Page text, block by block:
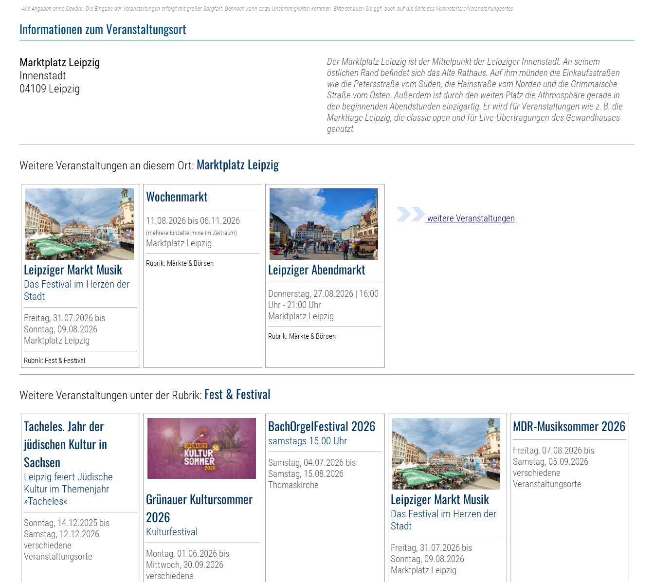
Alle Angaben ohne Gewähr. Die Eingabe der Veranstaltungen erfolgt mit großer Sorgfalt. Dennoch kann es zu Unstimmigkeiten kommen. Bitte schauen Sie ggf. auch auf die Seite des Veranstalters/Veranstaltungsortes.
Informationen zum Veranstaltungsort
Marktplatz Leipzig
Innenstadt
04109 Leipzig
Der Marktplatz Leipzig ist der Mittelpunkt der Leipziger Innenstadt. An seinem
östlichen Rand befindet sich das Alte Rathaus. Auf ihm münden die Einkaufsstraßen
wie die Petersstraße vom Süden, die Hainstraße vom Norden und die Grimmaische
Straße vom Osten. Außerdem ist durch den weiten Platz die Athmosphäre gerade in
den beginnenden Abendstunden einzigartig. Er wird für Veranstaltungen wie z. B. die
Markttage Leipzig, die classic open und für Live-Übertragungen des Gewandhauses
genutzt.
Weitere Veranstaltungen an diesem Ort: Marktplatz Leipzig
Leipziger Markt Musik
Das Festival im Herzen der
Stadt
Freitag, 31.07.2026 bis
Sonntag, 09.08.2026
Marktplatz Leipzig
Rubrik: Fest & Festival
Wochenmarkt
11.08.2026 bis 06.11.2026
(mehrere Einzeltermine im Zeitraum)
Marktplatz Leipzig
Rubrik: Märkte & Börsen Leipziger Abendmarkt
Donnerstag, 27.08.2026 | 16:00
Uhr - 21:00 Uhr
Marktplatz Leipzig
Rubrik: Märkte & Börsen
weitere Veranstaltungen
Weitere Veranstaltungen unter der Rubrik: Fest & Festival
Tacheles. Jahr der
jüdischen Kultur in
Sachsen
Leipzig feiert Jüdische
Kultur im Themenjahr
»Tacheles«
Sonntag, 14.12.2025 bis
Samstag, 12.12.2026
verschiedene
Veranstaltungsorte
Grünauer Kultursommer
2026
Kulturfestival
Montag, 01.06.2026 bis
Mittwoch, 30.09.2026
verschiedene
BachOrgelFestival 2026
samstags 15.00 Uhr
Samstag, 04.07.2026 bis
Samstag, 15.08.2026
Thomaskirche
Leipziger Markt Musik
Das Festival im Herzen der
Stadt
Freitag, 31.07.2026 bis
Sonntag, 09.08.2026
Marktplatz Leipzig
MDR-Musiksommer 2026
Freitag, 07.08.2026 bis
Samstag, 05.09.2026
verschiedene
Veranstaltungsorte